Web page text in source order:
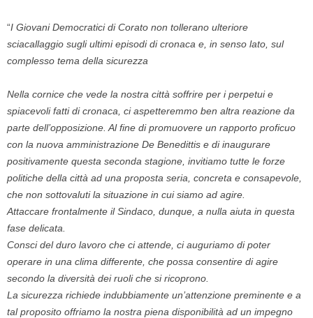
“I Giovani Democratici di Corato non tollerano ulteriore
sciacallaggio sugli ultimi episodi di cronaca e, in senso lato, sul
complesso tema della sicurezza
Nella cornice che vede la nostra città soffrire per i perpetui e
spiacevoli fatti di cronaca, ci aspetteremmo ben altra reazione da
parte dell’opposizione. Al fine di promuovere un rapporto proficuo
con la nuova amministrazione De Benedittis e di inaugurare
positivamente questa seconda stagione, invitiamo tutte le forze
politiche della città ad una proposta seria, concreta e consapevole,
che non sottovaluti la situazione in cui siamo ad agire.
Attaccare frontalmente il Sindaco, dunque, a nulla aiuta in questa
fase delicata.
Consci del duro lavoro che ci attende, ci auguriamo di poter
operare in una clima differente, che possa consentire di agire
secondo la diversità dei ruoli che si ricoprono.
La sicurezza richiede indubbiamente un’attenzione preminente e a
tal proposito offriamo la nostra piena disponibilità ad un impegno